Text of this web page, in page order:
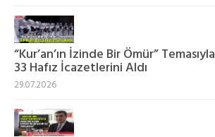
“Kur’an’ın İzinde Bir Ömür” Temasıyla
33 Hafız İcazetlerini Aldı
29.07.2026